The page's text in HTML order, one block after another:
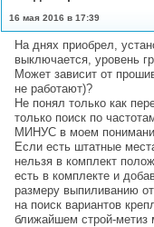
16 мая 2016 в 17:39
На днях приобрел,
выключается, уровень
Может зависит от
не работают)?
Не понял только как
только поиск по
МИНУС в моем
Если есть штатные
нельзя в комплект
есть в комплекте и
размеру выпиливанию
на поиск вариантов
ближайшем строй-метиз